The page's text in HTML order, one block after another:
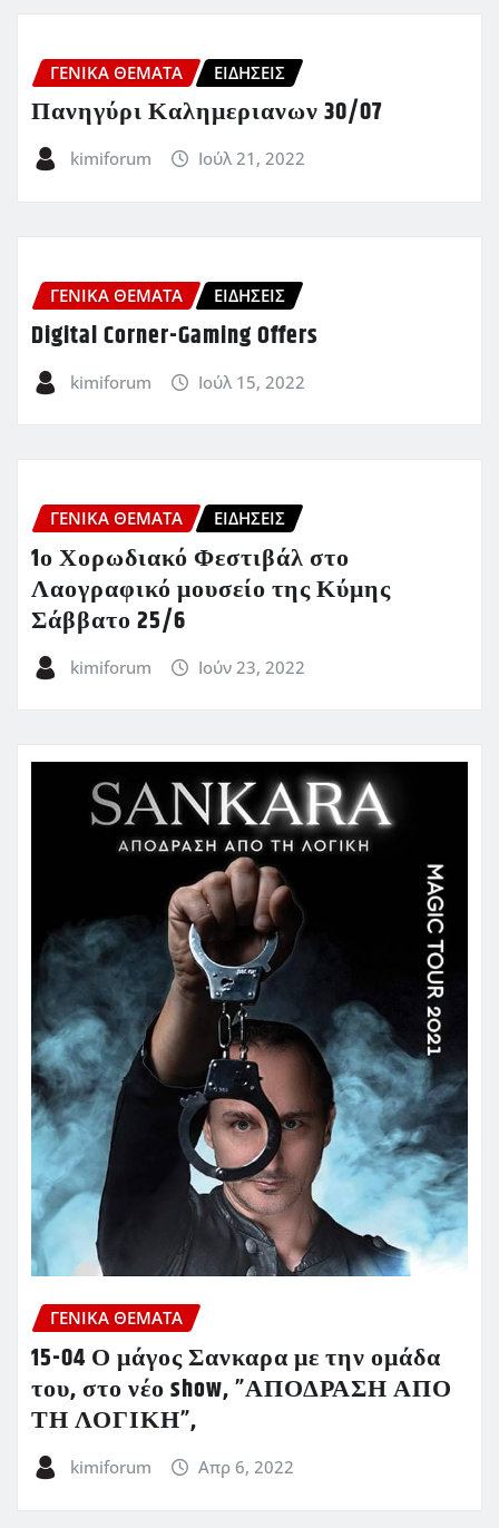
ΓΕΝΙΚΑ ΘΕΜΑΤΑ ΕΙΔΗΣΕΙΣ
Πανηγύρι Καλημεριανων 30/07
kimiforum Ιούλ 21, 2022
ΓΕΝΙΚΑ ΘΕΜΑΤΑ ΕΙΔΗΣΕΙΣ
Digital Corner-Gaming Offers
kimiforum Ιούλ 15, 2022
ΓΕΝΙΚΑ ΘΕΜΑΤΑ ΕΙΔΗΣΕΙΣ
1ο Χορωδιακό Φεστιβάλ στο
Λαογραφικό μουσείο της Κύμης
Σάββατο 25/6
kimiforum Ιούν 23, 2022
ΓΕΝΙΚΑ ΘΕΜΑΤΑ
15-04 Ο μάγος Σανκαρα με την ομάδα
του, στο νέο show, ”ΑΠΟΔΡΑΣΗ ΑΠΟ
ΤΗ ΛΟΓΙΚΗ”,
kimiforum Απρ 6, 2022